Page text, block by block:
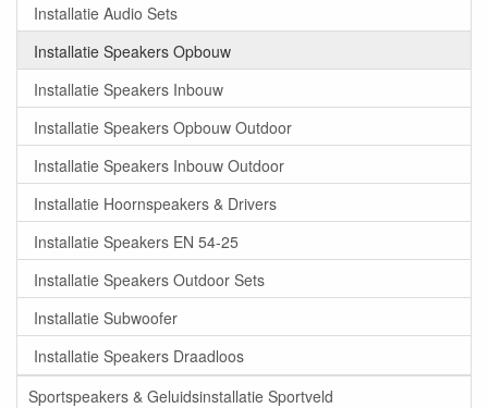
Installatie Audio Sets
Installatie Speakers Opbouw
Installatie Speakers Inbouw
Installatie Speakers Opbouw Outdoor
Installatie Speakers Inbouw Outdoor
Installatie Hoornspeakers & Drivers
Installatie Speakers EN 54-25
Installatie Speakers Outdoor Sets
Installatie Subwoofer
Installatie Speakers Draadloos
Sportspeakers & Geluidsinstallatie Sportveld